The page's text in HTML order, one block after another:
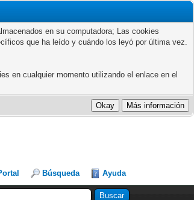
en su computadora; Las cookies
que ha leído y cuándo los leyó por última vez.
en cualquier momento utilizando el enlace en el
Búsqueda Ayuda